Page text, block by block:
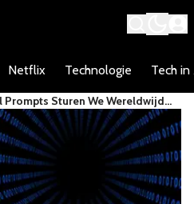
Netflix Technologie Tech in
Prompts Sturen We Wereldwijd
Naar ChatGPT